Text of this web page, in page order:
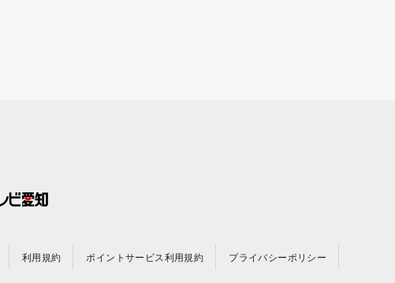
利用規約 ポイントサービス利用規約 プライバシーポリシー